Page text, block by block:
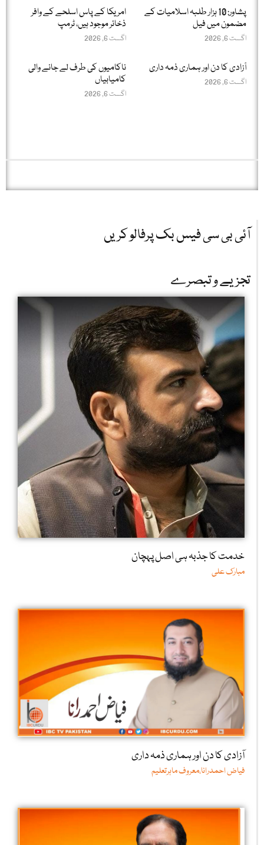
پشاور: 10 ہزار طلبہ اسلامیات کے
مضمون میں فیل
اگست 6, 2026
امریکا کے پاس اسلحے کے وافر
ذخائر موجود ہیں، ٹرمپ
اگست 6, 2026
آزادی کا دن اور ہماری ذمہ داری
اگست 6, 2026
ناکامیوں کی طرف لے جانے والی
کامیابیاں
اگست 6, 2026
آئی بی سی فیس بک پرفالو کریں
تجزیے و تبصرے
خدمت کا جذبہ ہی اصل پہچان
مبارک علی
آزادی کا دن اور ہماری ذمہ داری
فیاض احمدرانا،معروف ماہرتعلیم